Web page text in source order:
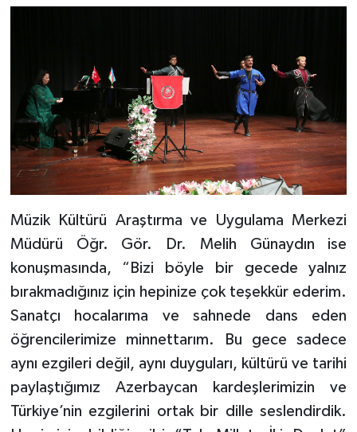
Müzik Kültürü Araştırma ve Uygulama Merkezi
Müdürü Öğr. Gör. Dr. Melih Günaydın ise
konuşmasında, “Bizi böyle bir gecede yalnız
bırakmadığınız için hepinize çok teşekkür ederim.
Sanatçı hocalarıma ve sahnede dans eden
öğrencilerimize minnettarım. Bu gece sadece
aynı ezgileri değil, aynı duyguları, kültürü ve tarihi
paylaştığımız Azerbaycan kardeşlerimizin ve
Türkiye’nin ezgilerini ortak bir dille seslendirdik.